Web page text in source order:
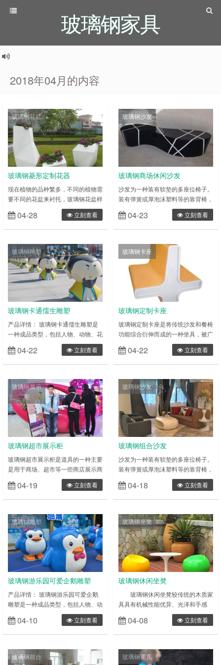
玻璃钢家具
2018年04月的内容
玻璃钢花盆
玻璃钢菱形定制花器
现在植物的品种繁多，不同的植物需
要不同的花盆来衬托，玻璃钢花盆样
式繁多还可以根据喜好来定制花盆，
能够适用于各种花卉的种植，也可以
用作装饰品。 玻璃钢仿瓷花盆能根
内装饰可以说是各式各样，选择与装
修风格搭配的花盆可以起到意想不到
的效果，是对瓷花盆来说仿瓷花盆更
用以打理，也不用担心生活中的小磕
碰。玻璃钢仿瓷花盆也可以用在户
外，它耐磨……
04-28 立刻查看
玻璃钢沙发
玻璃钢商场休闲沙发
沙发为一种装有软垫的多座位椅子。
装有弹簧或厚泡沫塑料等的靠背椅，
两边有扶手，是软装家具的一种。沙
发的起源可追溯到公元前 2000 年左
右的古埃及，但真正意义的软包沙发
现今沙发已是许多家庭必需的家具。
现在的玻璃钢商场休闲沙发仅仅局限
于使用传统材料了，越来越多的企业
与个人愿意使用玻璃钢沙发，因为玻
璃钢家具是采用性能优异的玻璃纤维
及……
04-23 立刻查看
玻璃钢雕塑
玻璃钢卡通儒生雕塑
产品详情： 玻璃钢卡通儒生雕塑是
一种成品类型，包括人物、动物、花
草等多种表现形式。雕塑一般分为圆
雕和浮雕两种类型，简单来 说，圆
雕产品就是三维立体类雕塑(比如仿
校园墙体雕塑) 玻璃钢雕塑的特性：
具有可塑性强(只要您想的出造型，
玻璃钢就能做出成品)，相对来说易
成型、质轻，强度高， 耐腐蚀，相
对来说成本相对较低、表面效果多样
04-22 立刻查看
玻璃钢卡座
玻璃钢定制卡座
玻璃钢定制卡座是将传统沙发和餐椅
功能综合衍伸而成的一种坐具，被广
泛使用于餐厅、酒店、休闲娱乐场
所、公共场所等。卡座沙发最重要的
功能就是让身体舒适，坐上去感觉卡
完美的契合。而卡座沙发与人体的契
合度，又取决于卡座沙发的填充物。
填充物材质的不同就在很大程度上形
成了不同卡座沙发的不同坐感。一些
地产或小厂商生产的沙发因其成本低
廉，大多采……
04-22 立刻查看
玻璃钢展示
柜
玻璃钢超市展示柜
玻璃钢超市展示柜是道具的一种主要
是用于商场、超市等一些商店展示商
品、储藏商品，具有外观个性、功能
强大，而且还要具备广告效应.从而
达更好的营利目的。为品牌提供一个
司店铺最好的展柜。展柜特色主要是
用于商场，超市，专卖店，精品店等
一些商店展示和储藏商品，外观讲究
美观别致，功能强大，而且具备明显
的广告效应以达到更好的赢利目的，
为品牌产……
04-19 立刻查看
玻璃钢沙发
玻璃钢组合沙发
沙发为一种装有软垫的多座位椅子。
装有弹簧或厚泡沫塑料等的靠背椅，
两边有扶手，是软装家具的一种。沙
发的起源可追溯到公元前 2000 年左
右的古埃及，但真正意义的软包沙发
现今沙发已是许多家庭必需的家具。
现在的玻璃钢组合沙发仅仅局限于使
用传统材料了，越来越多的企业与个
人愿意使用玻璃钢沙发，因为玻璃钢
家具是采用性能优异的玻璃纤维及不
饱……
04-18 立刻查看
玻璃钢雕塑
玻璃钢游乐园可爱企鹅雕塑
产品详情： 玻璃钢游乐园可爱企鹅
雕塑是一种成品类型，包括人物、动
物、花草等多种表现形式。雕塑一般
分为圆雕和浮雕两种类型，简单来
说，圆雕产品就是三维立体类雕塑
雕塑(如校园墙体雕塑) 玻璃钢雕塑的
特性：具有可塑性强(只要您想的出
04-10 立刻查看
玻璃钢坐凳
玻璃钢休闲坐凳
玻璃钢休闲坐凳较传统的木质家
具具有机械性能优异、光泽和手感
好、耐火性好、刚度大、寿命长、耐
腐蚀、耐湿热、不怕烫、防霉菌、耐
水、防火等优点，特别是不含有人造
质，产品质量符合国家标准，其防火
性能满足国家消防装备质量检测中心
04-08 立刻查看
玻璃钢前台 玻璃钢茶几